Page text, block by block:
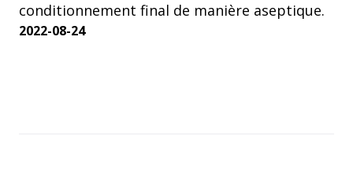
conditionnement final de manière aseptique.
2022-08-24